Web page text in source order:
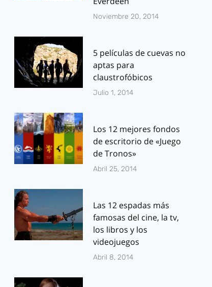
Noviembre 20, 2014
5 películas de cuevas no
aptas para
claustrofóbicos
Julio 1, 2014
Los 12 mejores fondos
de escritorio de «Juego
de Tronos»
Abril 25, 2014
Las 12 espadas más
famosas del cine, la tv,
los libros y los
videojuegos
Abril 8, 2014